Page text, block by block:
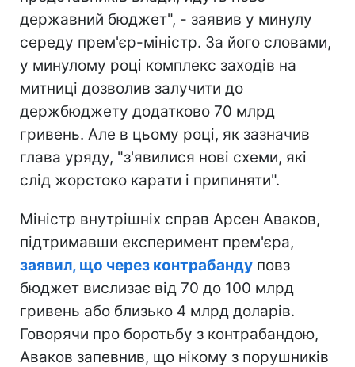
державний бюджет", - заявив у минулу
середу прем'єр-міністр. За його словами,
у минулому році комплекс заходів на
митниці дозволив залучити до
держбюджету додатково 70 млрд
гривень. Але в цьому році, як зазначив
глава уряду, "з'явилися нові схеми, які
слід жорстоко карати і припиняти".
Міністр внутрішніх справ Арсен Аваков,
підтримавши експеримент прем'єра,
заявил, що через контрабанду повз
бюджет вислизає від 70 до 100 млрд
гривень або близько 4 млрд доларів.
Говорячи про боротьбу з контрабандою,
Аваков запевнив, що нікому з порушників